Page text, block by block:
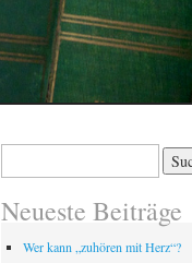
Neueste Beiträge
Wer kann „zuhören mit Herz“?